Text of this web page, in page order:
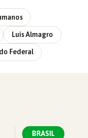
Luís Almagro
Federal
BRASIL